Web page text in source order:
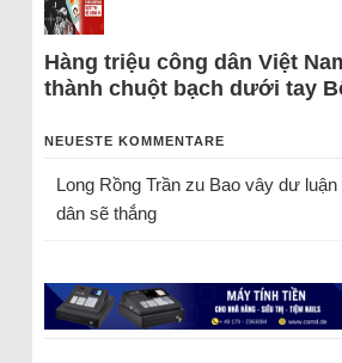
Hàng triệu công dân Việt
thành chuột bạch dưới tay
NEUESTE KOMMENTARE
Long Rồng Trầnzu Bao vây dư
dân sẽ thắng